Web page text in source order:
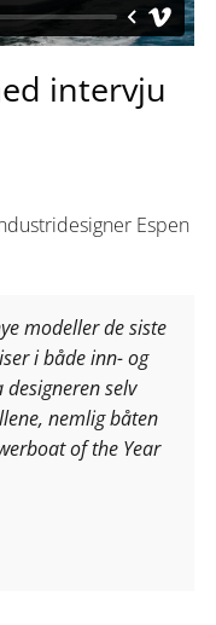
intervju
Espen
modeller de siste
i både inn- og
selv
nemlig båten
of the Year